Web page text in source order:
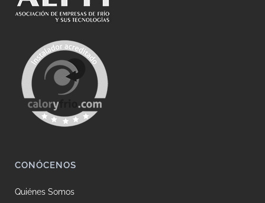
CONÓCENOS
Quiénes Somos